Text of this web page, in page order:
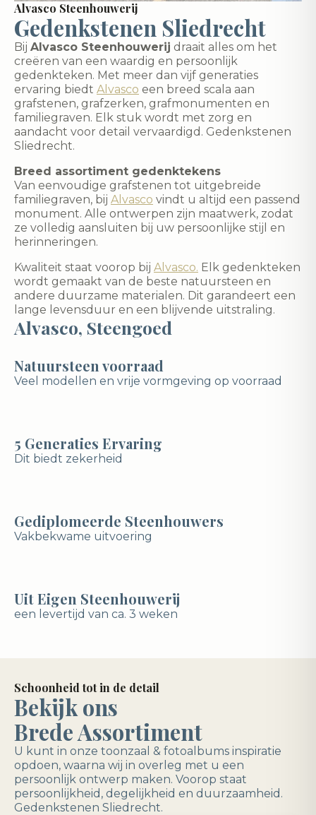
Alvasco Steenhouwerij
Gedenkstenen Sliedrecht
Bij Alvasco Steenhouwerij draait alles om het
creëren van een waardig en persoonlijk
gedenkteken. Met meer dan vijf generaties
ervaring biedt Alvasco een breed scala aan
grafstenen, grafzerken, grafmonumenten en
familiegraven. Elk stuk wordt met zorg en
aandacht voor detail vervaardigd. Gedenkstenen
Sliedrecht.
Breed assortiment gedenktekens
Van eenvoudige grafstenen tot uitgebreide
familiegraven, bij Alvasco vindt u altijd een passend
monument. Alle ontwerpen zijn maatwerk, zodat
ze volledig aansluiten bij uw persoonlijke stijl en
herinneringen.
Kwaliteit staat voorop bij Alvasco. Elk gedenkteken
wordt gemaakt van de beste natuursteen en
andere duurzame materialen. Dit garandeert een
lange levensduur en een blijvende uitstraling.
Alvasco, Steengoed
Natuursteen voorraad
Veel modellen en vrije vormgeving op voorraad
5 Generaties Ervaring
Dit biedt zekerheid
Gediplomeerde Steenhouwers
Vakbekwame uitvoering
Uit Eigen Steenhouwerij
een levertijd van ca. 3 weken
Schoonheid tot in de detail
Bekijk ons
Brede Assortiment
U kunt in onze toonzaal & fotoalbums inspiratie
opdoen, waarna wij in overleg met u een
persoonlijk ontwerp maken. Voorop staat
persoonlijkheid, degelijkheid en duurzaamheid.
Gedenkstenen Sliedrecht.